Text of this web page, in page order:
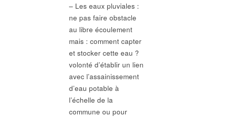
– Les eaux pluviales :
ne pas faire obstacle
au libre écoulement
mais : comment capter
et stocker cette eau ?
volonté d’établir un lien
avec l’assainissement
d’eau potable à
l’échelle de la
commune ou pour